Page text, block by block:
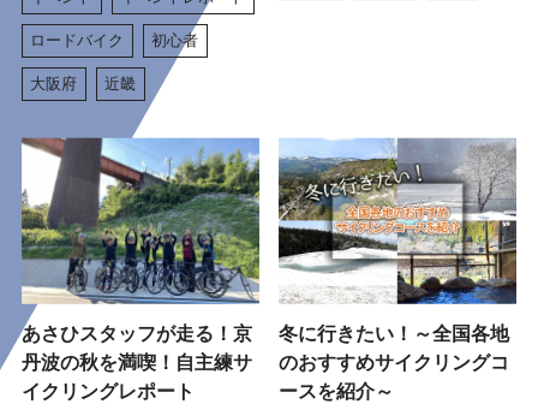
ロードバイク 初心者
大阪府 近畿
あさひスタッフが走る！京
丹波の秋を満喫！自主練サ
イクリングレポート
冬に行きたい！～全国各地
のおすすめサイクリングコ
ースを紹介～